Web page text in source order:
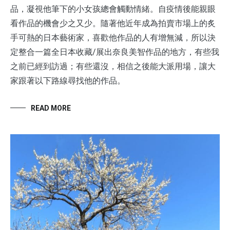
品，凝視他筆下的小女孩總會觸動情緒。自疫情後能親眼
看作品的機會少之又少。隨著他近年成為拍賣市場上的炙
手可熱的日本藝術家，喜歡他作品的人有增無減，所以決
定整合一篇全日本收藏/展出奈良美智作品的地方，有些我
之前已經到訪過；有些還沒，相信之後能大派用場，讓大
家跟著以下路線尋找他的作品。
READ MORE